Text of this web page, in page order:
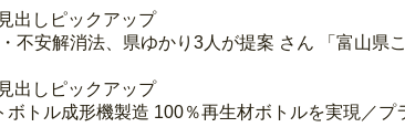
出しピックアップ
不安解消法、県ゆかり3人が提案 さん 「富山県
出しピックアップ
トル成形機製造 100％再生材ボトルを実現／